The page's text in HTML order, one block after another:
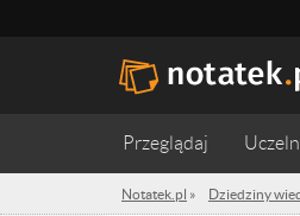
Przeglądaj
Notatek.pl » Dziedziny